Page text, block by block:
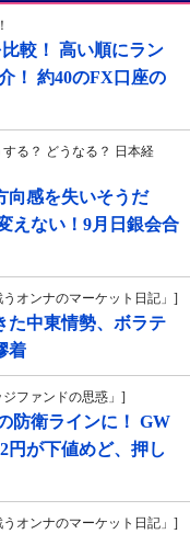
較！ 高い順にラン
！ 約40のFX口座の
る？ どうなる？ 日本経
向感を失いそうだ
えない！9月日銀会合
オンナのマーケット日記」]
た中東情勢、ボラテ
着
ファンドの思惑」]
防衛ラインに！ GW
円が下値めど、押し
オンナのマーケット日記」]